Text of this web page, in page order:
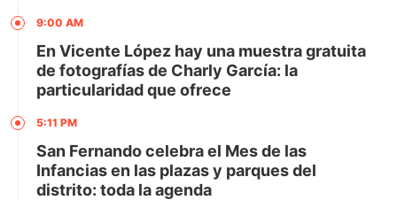
9:00 AM
En Vicente López hay una muestra gratuita
de fotografías de Charly García: la
particularidad que ofrece
5:11 PM
San Fernando celebra el Mes de las
Infancias en las plazas y parques del
distrito: toda la agenda